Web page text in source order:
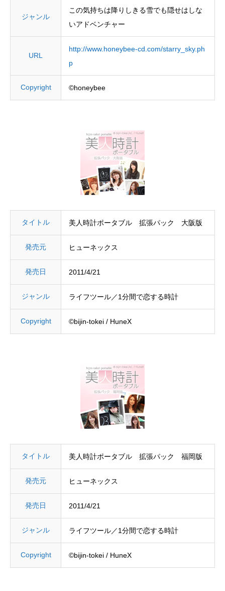
ジャンル
この気持ちは降りしきる雪でも隠せはしな
いアドベンチャー
URL
http://www.honeybee-cd.com/starry_sky.ph
p
Copyright ©honeybee
タイトル 美人時計ポータブル 拡張パック 大阪版
発売元 ヒューネックス
発売日 2011/4/21
ジャンル ライフツール／1分間で恋する時計
Copyright ©bijin-tokei / HuneX
タイトル 美人時計ポータブル 拡張パック 福岡版
発売元 ヒューネックス
発売日 2011/4/21
ジャンル ライフツール／1分間で恋する時計
Copyright ©bijin-tokei / HuneX